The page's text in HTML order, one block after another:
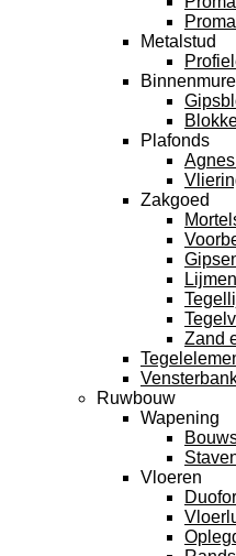
Metalstud
Plafonds
Zakgoed
Lijmen
Zand
Ruwbouw
Wapening
Vloeren